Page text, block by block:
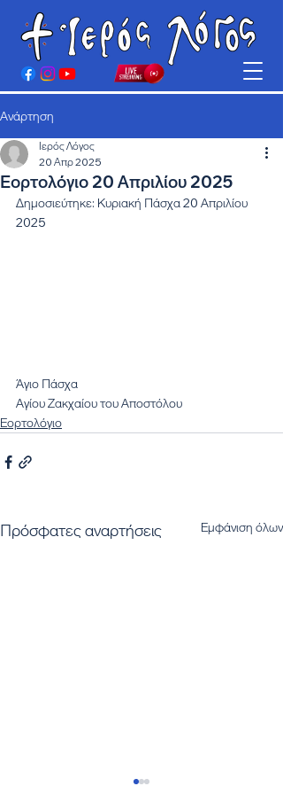
Ανάρτηση
Εορτολόγιο 20 Απριλίου 2025
Ιερός Λόγος
20 Απρ 2025
Δημοσιεύτηκε: Κυριακή Πάσχα 20 Απριλίου
2025
Άγιο Πάσχα
Αγίου Ζακχαίου του Αποστόλου
Εορτολόγιο
Πρόσφατες αναρτήσεις Εμφάνιση όλων